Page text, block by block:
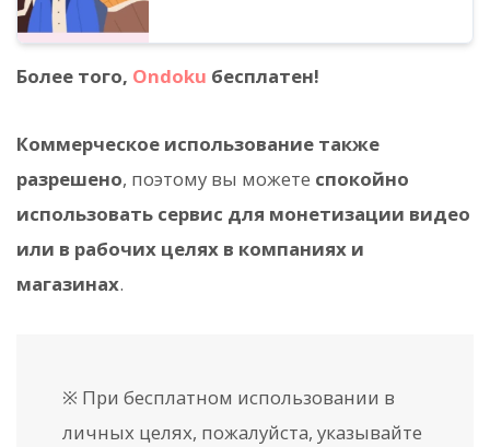
Более того, Ondoku бесплатен!
Коммерческое использование также
разрешено, поэтому вы можете спокойно
использовать сервис для монетизации видео
или в рабочих целях в компаниях и
магазинах.
※ При бесплатном использовании в
личных целях, пожалуйста, указывайте